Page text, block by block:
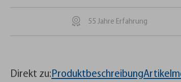
55 Jahre Erfahrung
Direkt zu:Produktbeschreibung